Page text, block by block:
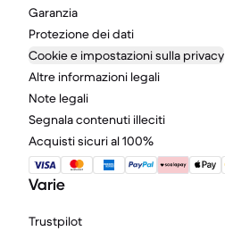
Garanzia
Protezione dei dati
Cookie e impostazioni sulla privacy
Altre informazioni legali
Note legali
Segnala contenuti illeciti
Acquisti sicuri al 100%
Varie
Trustpilot